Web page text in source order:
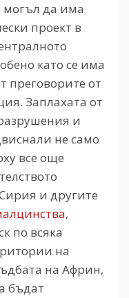
могъл да има
проект в
като се има
преговорите от
Заплахата от
и
не само
все още
и другите
,
по всяка
на
на Африн,
бъдат